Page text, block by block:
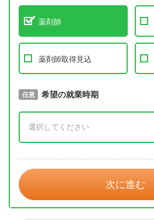
薬剤師
薬剤師取得見込
必須 取得予定年
任意 希望の就業時期
次に進む